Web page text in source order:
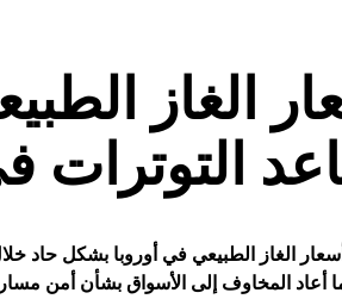
الغاز
الغاز الطبيعي في أوروبا بشكل حاد
أعاد المخاوف إلى الأسواق بشأن أمن